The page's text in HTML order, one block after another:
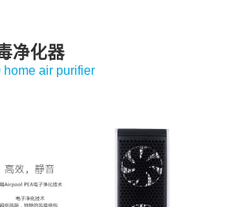
净化器
air purifier